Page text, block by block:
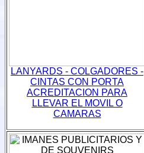
LANYARDS - COLGADORES -
CINTAS CON PORTA
ACREDITACION PARA
LLEVAR EL MOVIL O
CAMARAS